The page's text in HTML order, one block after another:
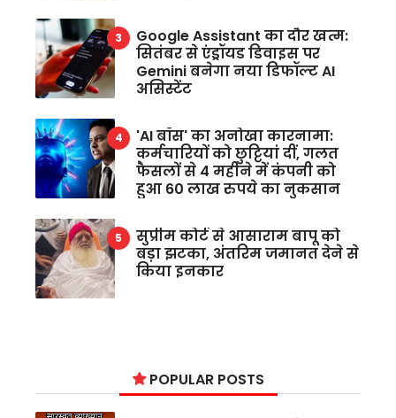
Google Assistant का दौर खत्म:
सितंबर से एंड्रॉयड डिवाइस पर
Gemini बनेगा नया डिफॉल्ट AI
असिस्टेंट
'AI बॉस' का अनोखा कारनामा:
कर्मचारियों को छुट्टियां दीं, गलत
फैसलों से 4 महीने में कंपनी को
हुआ 60 लाख रुपये का नुकसान
सुप्रीम कोर्ट से आसाराम बापू को
बड़ा झटका, अंतरिम जमानत देने से
किया इनकार
POPULAR POSTS